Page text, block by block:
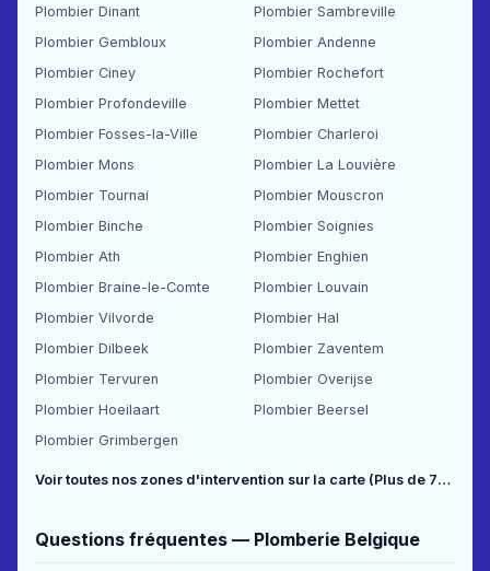
Plombier Dinant
Plombier Sambreville
Plombier Gembloux
Plombier Andenne
Plombier Ciney
Plombier Rochefort
Plombier Profondeville
Plombier Mettet
Plombier Fosses-la-Ville
Plombier Charleroi
Plombier Mons
Plombier La Louvière
Plombier Tournai
Plombier Mouscron
Plombier Binche
Plombier Soignies
Plombier Ath
Plombier Enghien
Plombier Braine-le-Comte
Plombier Louvain
Plombier Vilvorde
Plombier Hal
Plombier Dilbeek
Plombier Zaventem
Plombier Tervuren
Plombier Overijse
Plombier Hoeilaart
Plombier Beersel
Plombier Grimbergen
Voir toutes nos zones d'intervention sur la carte (Plus de 70 communes couvertes) →
Questions fréquentes — Plomberie Belgique